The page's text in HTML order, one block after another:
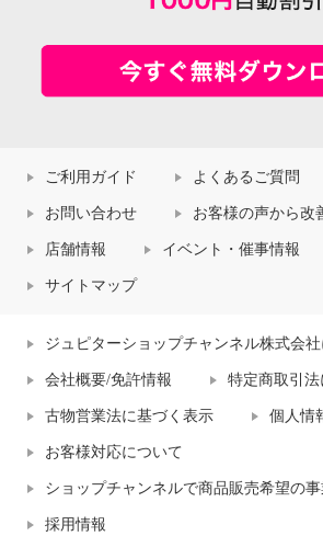
ご利用ガイド よくあるご質問
お問い合わせ お客様の声から改
店舗情報 イベント・催事情報
サイトマップ
ジュピターショップチャンネル株式会
会社概要/免許情報 特定商取引法
古物営業法に基づく表示 個人情
お客様対応について
ショップチャンネルで商品販売希望の
採用情報